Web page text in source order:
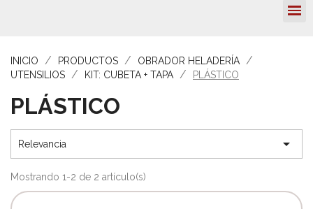
INICIO PRODUCTOS
OBRADOR HELADERÍA
UTENSILIOS
KIT: CUBETA + TAPA PLÁSTICO
PLÁSTICO
Relevancia 
Mostrando 1-2 de 2 artículo(s)